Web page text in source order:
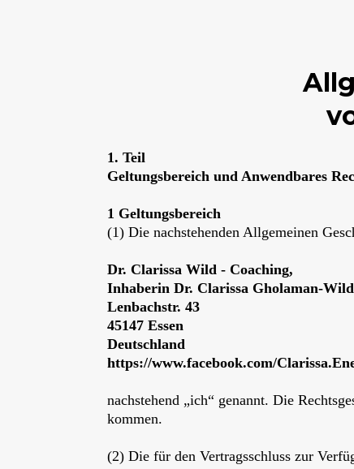
1. Teil
Geltungsbereich und Anwendbares
1 Geltungsbereich
(1) Die nachstehenden Allgemeinen
Dr. Clarissa Wild - Coaching,
Inhaberin Dr. Clarissa Gholaman-Wild
Lenbachstr. 43
45147 Essen
Deutschland
https://www.facebook.com/
nachstehend „ich“ genannt. Die
kommen.
(2) Die für den Vertragsschluss zur